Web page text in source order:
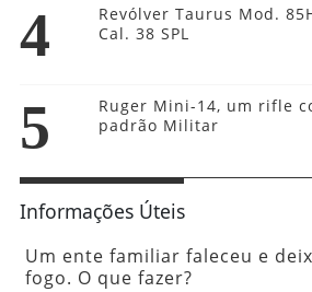
4
Revólver Taurus Mod.
Cal. 38 SPL
5
Ruger Mini-14, um rifle
padrão Militar
Informações Úteis
Um ente familiar faleceu e
fogo. O que fazer?